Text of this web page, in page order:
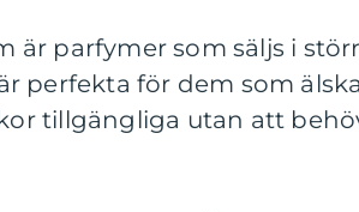
är parfymer som säljs i
perfekta för dem som
tillgängliga utan att